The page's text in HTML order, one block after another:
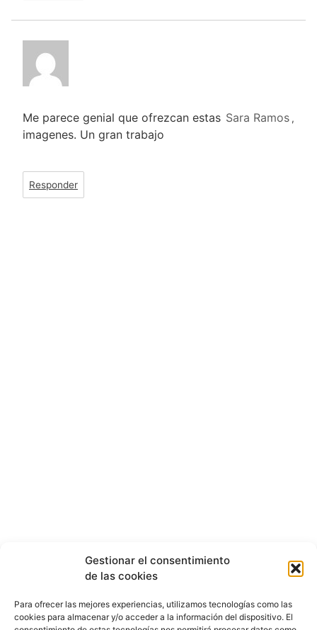
Gestionar el consentimiento
de las cookies
Para ofrecer las mejores experiencias, utilizamos tecnologías como las
cookies para almacenar y/o acceder a la información del dispositivo. El
Sara Ramos ,
Me parece genial que ofrezcan estas
imagenes. Un gran trabajo
Responder